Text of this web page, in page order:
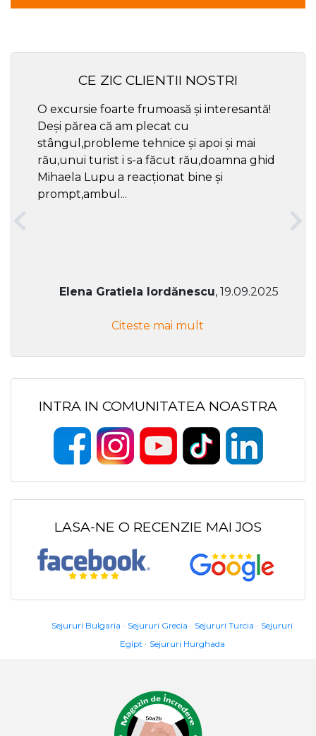
CE ZIC CLIENTII NOSTRI
O excursie foarte frumoasă și interesantă!
Deși părea că am plecat cu
stângul,probleme tehnice și apoi și mai
rău,unui turist i s-a făcut rău,doamna ghid
Mihaela Lupu a reacționat bine și
prompt,ambul...
Elena Gratiela Iordănescu, 19.09.2025
Citeste mai mult
INTRA IN COMUNITATEA NOASTRA
LASA-NE O RECENZIE MAI JOS
Sejururi Bulgaria Sejururi Grecia Sejururi Turcia
Sejururi
Egipt
Sejururi Hurghada